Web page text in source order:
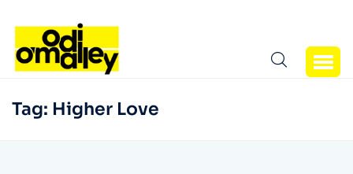
Tag: Higher Love